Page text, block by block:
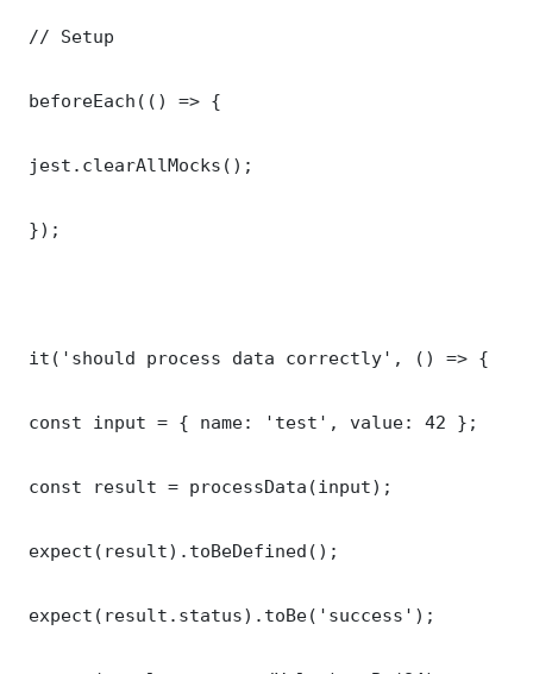
// Setup
beforeEach(() => {
jest.clearAllMocks();
});
it('should process data correctly', () => {
const input = { name: 'test', value: 42 };
const result = processData(input);
expect(result).toBeDefined();
expect(result.status).toBe('success');